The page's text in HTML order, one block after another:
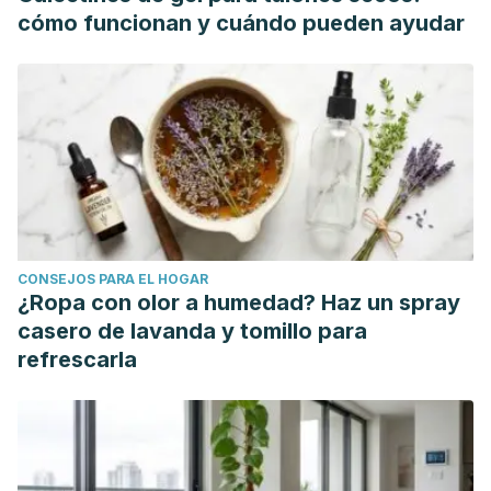
E. (2006). Quemaduras solares: fotoprotección y
cómo funcionan y cuándo pueden ayudar
CONSEJOS PARA EL HOGAR
¿Ropa con olor a humedad? Haz un spray
casero de lavanda y tomillo para
refrescarla